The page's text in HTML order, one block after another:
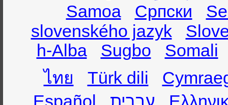
Samoa
Српски
slovenského jazyk
h-Alba
Sugbo
Somali
ไทย
Türk dili
Español
עברית